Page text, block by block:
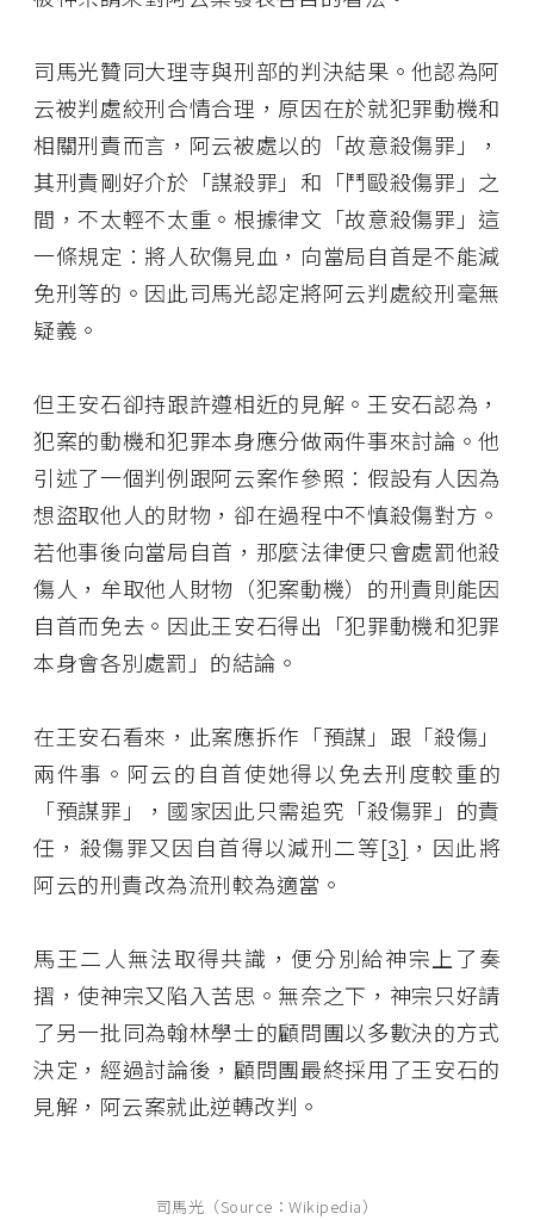
司馬光贊同大理寺與刑部的判決結果。他認為阿
云被判處絞刑合情合理，原因在於就犯罪動機和
相關刑責而言，阿云被處以的「故意殺傷罪」，
其刑責剛好介於「謀殺罪」和「鬥毆殺傷罪」之
間，不太輕不太重。根據律文「故意殺傷罪」這
一條規定：將人砍傷見血，向當局自首是不能減
免刑等的。因此司馬光認定將阿云判處絞刑毫無
疑義。
但王安石卻持跟許遵相近的見解。王安石認為，
犯案的動機和犯罪本身應分做兩件事來討論。他
引述了一個判例跟阿云案作參照：假設有人因為
想盜取他人的財物，卻在過程中不慎殺傷對方。
若他事後向當局自首，那麼法律便只會處罰他殺
傷人，牟取他人財物（犯案動機）的刑責則能因
自首而免去。因此王安石得出「犯罪動機和犯罪
本身會各別處罰」的結論。
在王安石看來，此案應拆作「預謀」跟「殺傷」
兩件事。阿云的自首使她得以免去刑度較重的
「預謀罪」，國家因此只需追究「殺傷罪」的責
任，殺傷罪又因自首得以減刑二等[3] ，因此將
阿云的刑責改為流刑較為適當。
馬王二人無法取得共識，便分別給神宗上了奏
摺，使神宗又陷入苦思。無奈之下，神宗只好請
了另一批同為翰林學士的顧問團以多數決的方式
決定，經過討論後，顧問團最終採用了王安石的
見解，阿云案就此逆轉改判。
司馬光（Source：Wikipedia）